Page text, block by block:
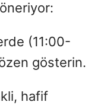
(11:00-
gösterin.
hafif